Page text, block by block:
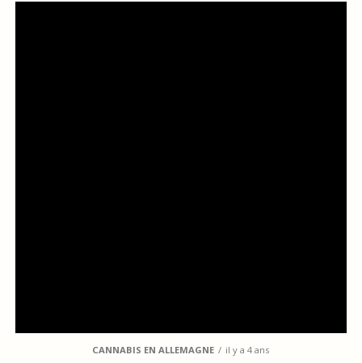
CANNABIS EN ALLEMAGNE il y a 4 ans